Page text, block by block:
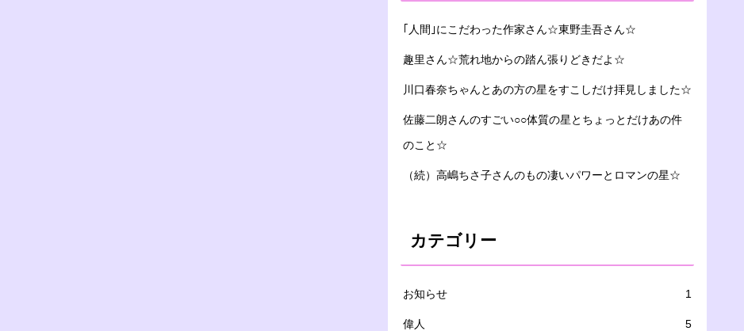
｢人間｣にこだわった作家さん☆東野圭吾さん☆
趣里さん☆荒れ地からの踏ん張りどきだよ☆
川口春奈ちゃんとあの方の星をすこしだけ拝見しました☆
佐藤二朗さんのすごい○○体質の星とちょっとだけあの件
のこと☆
（続）高嶋ちさ子さんのもの凄いパワーとロマンの星☆
カテゴリー
お知らせ 1
偉人 5